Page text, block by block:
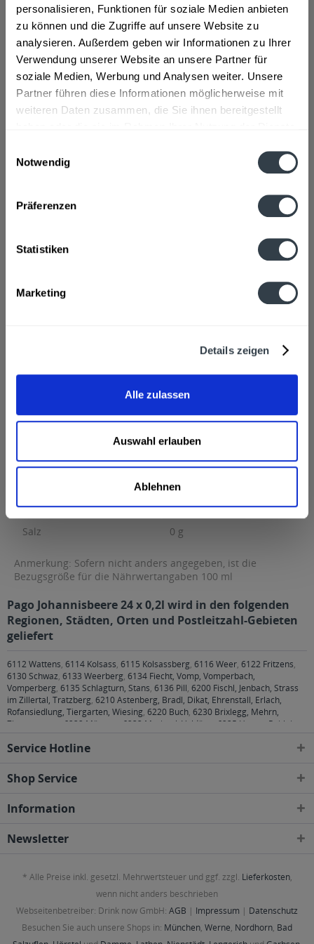
personalisieren, Funktionen für soziale Medien anbieten
zu können und die Zugriffe auf unsere Website zu
analysieren. Außerdem geben wir Informationen zu Ihrer
Verwendung unserer Website an unsere Partner für
soziale Medien, Werbung und Analysen weiter. Unsere
Partner führen diese Informationen möglicherweise mit
weiteren Daten zusammen, die Sie ihnen bereitgestellt
Notwendig
Präferenzen
Statistiken
Marketing
Details zeigen
Alle zulassen
Auswahl erlauben
Ablehnen
Schlagturn, Stans, Schlitters ,Schlitters, Strass im Zillertal,
Schwaz,Wattens,Weer
Beschreibung
mehr
"Pago Johannisbeere 24 x 0,2l"
Flaschengröße:
0,2 - 0,33 l
Zutaten und Allergene
Wasser, Schwarzer Johannisbeersaft, Zucker
mittels Großbuchstaben besonders hervorgehoben
Nieder-Olmmehr
Brennwert 49 kcal / 205 kJ Fett davon gesättigte Fettsäuren
Kohlenhydrate 12 g...mehr
49 kcal / 205 kJ
Fett
<0,5 g
davon gesättigte Fettsäuren
<0,1 g
Kohlenhydrate
12 g
12 g
Eiweiß
<0,5 g
Salz
0 g
Anmerkung: Sofern nicht anders angegeben, ist die
Bezugsgröße für die Nährwertangaben 100 ml
Pago Johannisbeere 24 x 0,2l wird in den folgenden
Regionen, Städten, Orten und Postleitzahl-Gebieten
geliefert
6112 Wattens, 6114 Kolsass, 6115 Kolsassberg, 6116 Weer, 6122 Fritzens,
6130 Schwaz, 6133 Weerberg, 6134 Fiecht, Vomp, Vomperbach,
Vomperberg, 6135 Schlagturn, Stans, 6136 Pill, 6200 Fischl, Jenbach, Strass
im Zillertal, Tratzberg, 6210 Astenberg, Bradl, Dikat, Ehrenstall, Erlach,
Rofansiedlung, Tiergarten, Wiesing, 6220 Buch, 6230 Brixlegg, Mehrn,
Zimmermoos
6232 Münster 6233 Mariatal, Voldöpp
6235 Hygna, Reith im
Alpbachtal ,6261 Schlitters, Strass im Zillertal
Service Hotline
Shop Service
Information
Newsletter
* Alle Preise inkl. gesetzl. Mehrwertsteuer und ggf. zzgl. Lieferkosten,
wenn nicht anders beschrieben
Webseitenbetreiber: Drink now GmbH: AGB | Impressum | Datenschutz
Besuchen Sie auch unsere Shops in: München, Werne, Nordhorn, Bad